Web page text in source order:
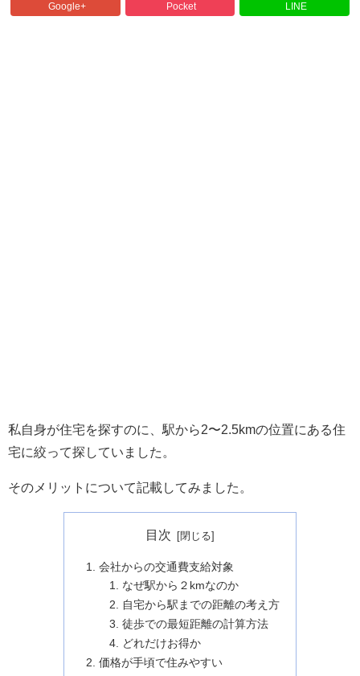
Google+ Pocket LINE
私自身が住宅を探すのに、駅から2〜2.5kmの位置にある住
宅に絞って探していました。
そのメリットについて記載してみました。
目次
会社からの交通費支給対象
なぜ駅から２kmなのか
自宅から駅までの距離の考え方
徒歩での最短距離の計算方法
どれだけお得か
価格が手頃で住みやすい